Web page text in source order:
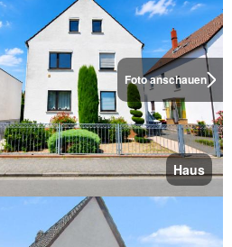
Foto anschauen
Haus